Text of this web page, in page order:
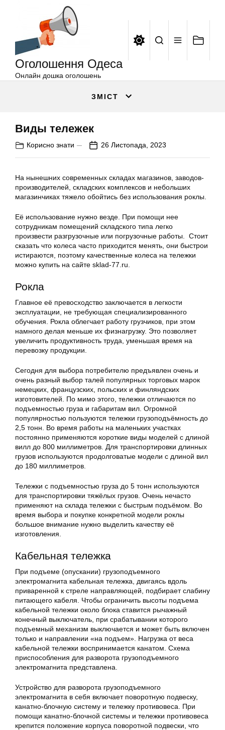
Оголошення Одеса
Онлайн дошка оголошень
ЗМІСТ
Виды тележек
Корисно знати 26 Листопада, 2023
На нынешних современных складах магазинов, заводов-
производителей, складских комплексов и небольших
магазинчиках тяжело обойтись без использования роклы.
Её использование нужно везде. При помощи нее
сотрудникам помещений складского типа легко
произвести разгрузочные или погрузочные работы. Стоит
сказать что колеса часто приходится менять, они быстрои
истираются, поэтому качественные колеса на тележки
можно купить на сайте sklad-77.ru.
Рокла
Главное её превосходство заключается в легкости
эксплуатации, не требующая специализированного
обучения. Рокла облегчает работу грузчиков, при этом
намного делая меньше их физнагрузку. Это позволяет
увеличить продуктивность труда, уменьшая время на
перевозку продукции.
Сегодня для выбора потребителю предъявлен очень и
очень разный выбор талей популярных торговых марок
немецких, французских, польских и финляндских
изготовителей. По мимо этого, тележки отличаются по
подъемностью груза и габаритам вил. Огромной
популярностью пользуются тележки грузоподъёмность до
2,5 тонн. Во время работы на маленьких участках
постоянно применяются короткие виды моделей с длиной
вилл до 800 миллиметров. Для транспортировки длинных
грузов используются продолговатые модели с длиной вил
до 180 миллиметров.
Тележки с подъемностью груза до 5 тонн используются
для транспортировки тяжёлых грузов. Очень нечасто
применяют на склада тележки с быстрым подъёмом. Во
время выбора и покупке конкретной модели роклы
большое внимание нужно выделить качеству её
изготовления.
Кабельная тележка
При подъеме (опускании) грузоподъемного
электромагнита кабельная тележка, двигаясь вдоль
приваренной к стреле направляющей, подбирает слабину
питающего кабеля. Чтобы ограничить высоты подъема
кабельной тележки около блока ставится рычажный
конечный выключатель, при срабатывании которого
подъемный механизм выключается и может быть включен
только и направлении «на подъем». Нагрузка от веса
кабельной тележки воспринимается канатом. Схема
приспособления для разворота грузоподъемного
электромагнита представлена.
Устройство для разворота грузоподъемного
электромагнита в себя включает поворотную подвеску,
канатно-блочную систему и тележку противовеса. При
помощи канатно-блочной системы и тележки противовеса
крепится положение корпуса поворотной подвески, что